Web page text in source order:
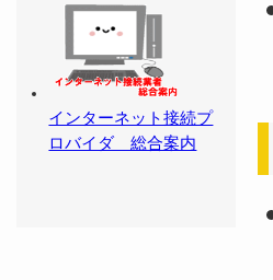
インターネット接続プ
ロバイダ 総合案内